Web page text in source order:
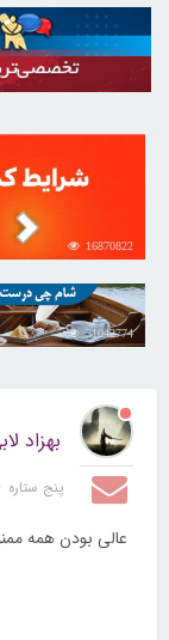
16870822
31042774
بهزاد
پنج
عالی بودن همه